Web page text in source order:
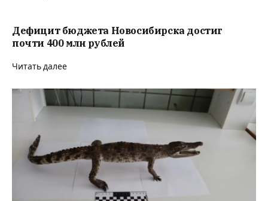
Дефицит бюджета Новосибирска достиг
почти 400 млн рублей
Читать далее